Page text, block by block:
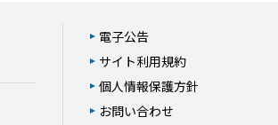
電子公告
サイト利用規約
個人情報保護方針
お問い合わせ